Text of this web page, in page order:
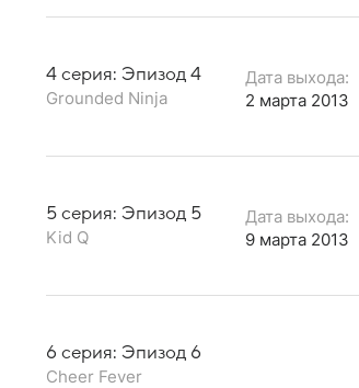
4 серия: Эпизод 4
Grounded Ninja
Дата выхода:
2 марта 2013
5 серия: Эпизод 5
Kid Q
Дата выхода:
9 марта 2013
6 серия: Эпизод 6
Cheer Fever